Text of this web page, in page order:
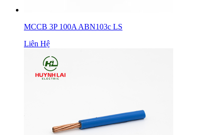
MCCB 3P 100A ABN103c LS
Liên Hệ